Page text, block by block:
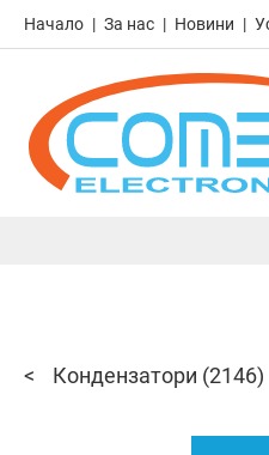
Начало За нас Новини
Кондензатори (2146)